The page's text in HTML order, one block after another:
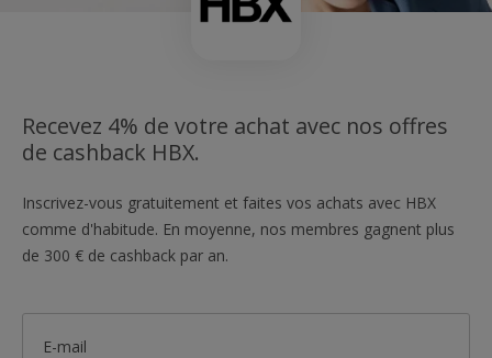
Recevez 4% de votre achat avec nos offres
de cashback HBX.
Inscrivez-vous gratuitement et faites vos achats avec HBX
comme d'habitude. En moyenne, nos membres gagnent plus
de 300 € de cashback par an.
E-mail